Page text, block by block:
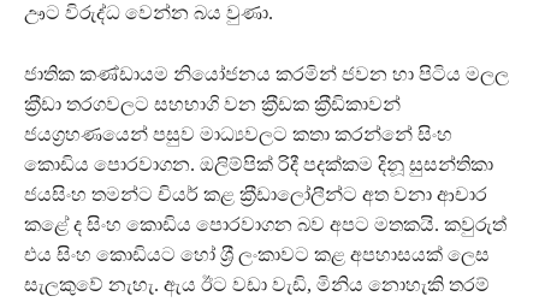
ඌට විරුද්ධ වෙන්න බය වුණා.
ජාතික කණ්ඩායම නියෝජනය කරමින් ජවන හා පිටිය මලල
ක‍්‍රීඩා තරගවලට සහභාගි වන ක‍්‍රීඩක ක‍්‍රීඩිකාවන්
ජයග‍්‍රහණයෙන් පසුව මාධ්‍යවලට කතා කරන්නේ සිංහ
කොඩිය පොරවාගන. ඔලිම්පික් රිදී පදක්කම දිනූ සුසන්තිකා
ජයසිංහ තමන්ට චියර් කළ ක‍්‍රීඩාලෝලීන්ට අත වනා ආචාර
කළේ ද සිංහ කොඩිය පොරවාගන බව අපට මතකයි. කවුරුත්
එය සිංහ කොඩියට හෝ ශ‍්‍රී ලංකාවට කළ අපහාසයක් ලෙස
සැලකුවේ නැහැ. ඇය ඊට වඩා වැඩි, මිනිය නොහැකි තරම්